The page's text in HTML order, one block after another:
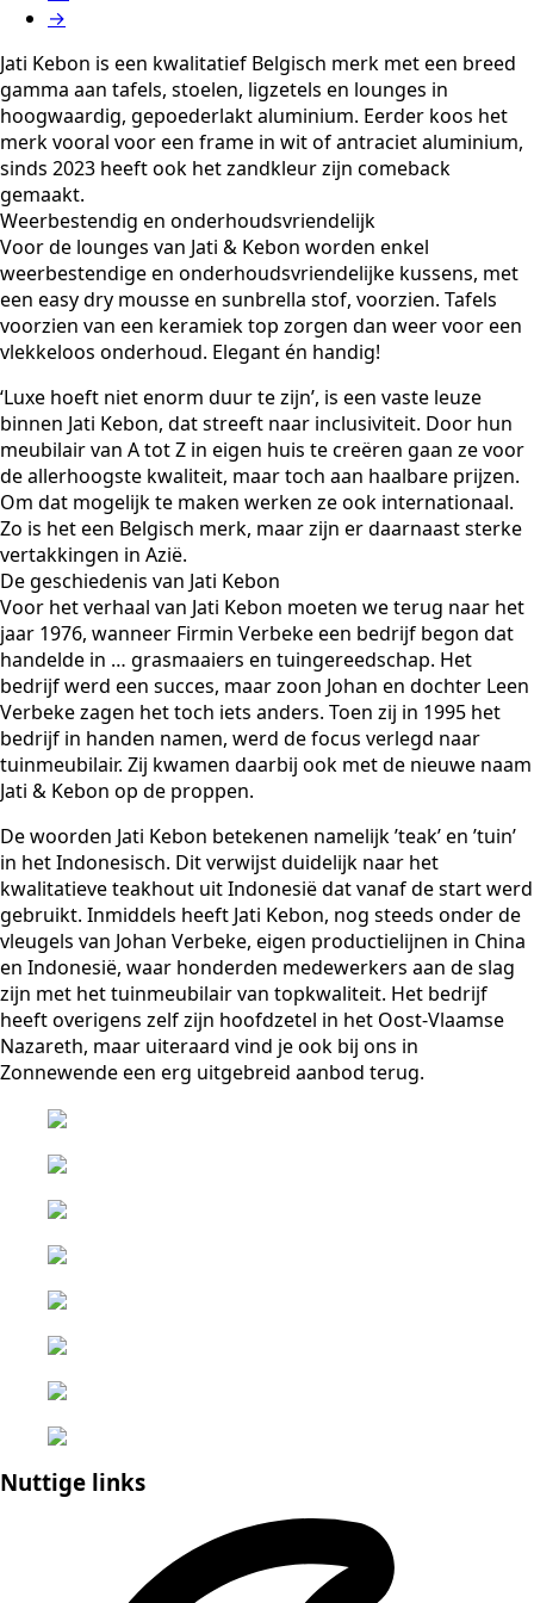
→
Jati Kebon is een kwalitatief Belgisch merk met een breed
gamma aan tafels, stoelen, ligzetels en lounges in
hoogwaardig, gepoederlakt aluminium. Eerder koos het
merk vooral voor een frame in wit of antraciet aluminium,
sinds 2023 heeft ook het zandkleur zijn comeback
gemaakt.
Weerbestendig en onderhoudsvriendelijk
Voor de lounges van Jati & Kebon worden enkel
weerbestendige en onderhoudsvriendelijke kussens, met
een easy dry mousse en sunbrella stof, voorzien. Tafels
voorzien van een keramiek top zorgen dan weer voor een
vlekkeloos onderhoud. Elegant én handig!
‘Luxe hoeft niet enorm duur te zijn’, is een vaste leuze
binnen Jati Kebon, dat streeft naar inclusiviteit. Door hun
meubilair van A tot Z in eigen huis te creëren gaan ze voor
de allerhoogste kwaliteit, maar toch aan haalbare prijzen.
Om dat mogelijk te maken werken ze ook internationaal.
Zo is het een Belgisch merk, maar zijn er daarnaast sterke
vertakkingen in Azië.
De geschiedenis van Jati Kebon
Voor het verhaal van Jati Kebon moeten we terug naar het
jaar 1976, wanneer Firmin Verbeke een bedrijf begon dat
handelde in … grasmaaiers en tuingereedschap. Het
bedrijf werd een succes, maar zoon Johan en dochter Leen
Verbeke zagen het toch iets anders. Toen zij in 1995 het
bedrijf in handen namen, werd de focus verlegd naar
tuinmeubilair. Zij kwamen daarbij ook met de nieuwe naam
Jati & Kebon op de proppen.
De woorden Jati Kebon betekenen namelijk ’teak’ en ’tuin’
in het Indonesisch. Dit verwijst duidelijk naar het
kwalitatieve teakhout uit Indonesië dat vanaf de start werd
gebruikt. Inmiddels heeft Jati Kebon, nog steeds onder de
vleugels van Johan Verbeke, eigen productielijnen in China
en Indonesië, waar honderden medewerkers aan de slag
zijn met het tuinmeubilair van topkwaliteit. Het bedrijf
heeft overigens zelf zijn hoofdzetel in het Oost-Vlaamse
Nazareth, maar uiteraard vind je ook bij ons in
Zonnewende een erg uitgebreid aanbod terug.
Nuttige links